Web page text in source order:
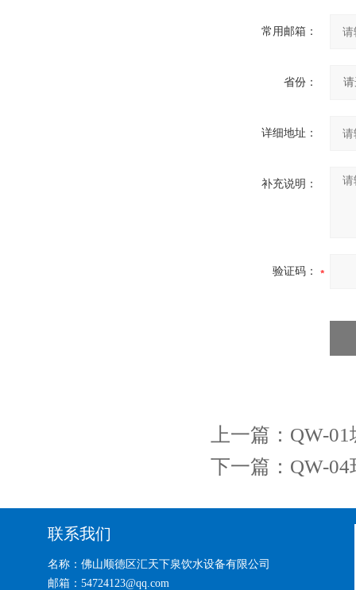
常用邮箱：
省份：
详细地址：
补充说明：
验证码：
上一篇： QW-
下一篇： QW-
联系我们
名称：佛山顺德区汇天下泉饮水设备有限公司
邮箱：54724123@qq.com